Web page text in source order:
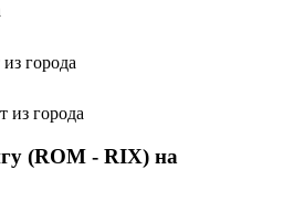
города
из города
(ROM - RIX) на